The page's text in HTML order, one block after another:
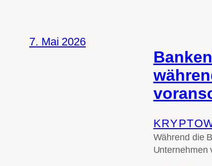
7. Mai 2026
Während die
Unternehmen